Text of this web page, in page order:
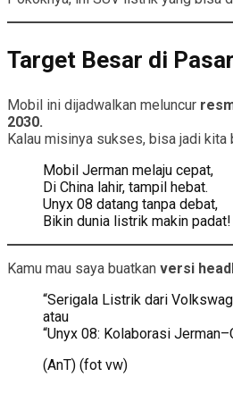
Target Besar di
Mobil ini dijadwalkan meluncur
2030.
Kalau misinya sukses, bisa jadi
Mobil Jerman melaju cepat,
Di China lahir, tampil hebat.
Unyx 08 datang tanpa debat,
Bikin dunia listrik makin padat!
Kamu mau saya buatkan versi
“Serigala Listrik dari
atau
“Unyx 08: Kolaborasi
(AnT) (fot vw)